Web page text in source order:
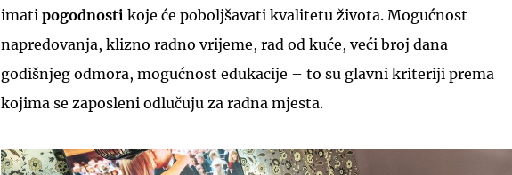
imati pogodnosti koje će poboljšavati kvalitetu života. Mogućnost
napredovanja, klizno radno vrijeme, rad od kuće, veći broj dana
godišnjeg odmora, mogućnost edukacije – to su glavni kriteriji prema
kojima se zaposleni odlučuju za radna mjesta.